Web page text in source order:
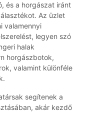
és a horgászat iránt
Az üzlet
valamennyi
legyen szó
halak
horgászbotok,
valamint különféle
segítenek a
akár kezdő